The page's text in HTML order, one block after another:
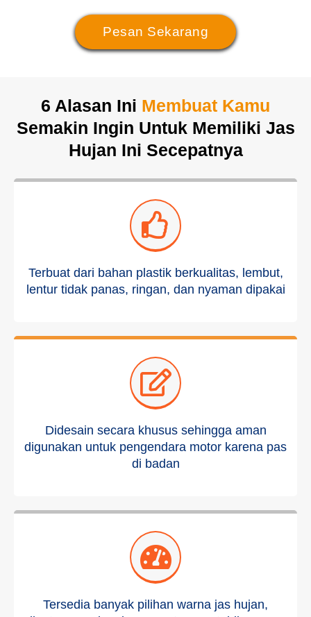
Pesan Sekarang
6 Alasan Ini Membuat Kamu
Semakin Ingin Untuk Memiliki Jas
Hujan Ini Secepatnya
Terbuat dari bahan plastik berkualitas, lembut,
lentur tidak panas, ringan, dan nyaman dipakai
Didesain secara khusus sehingga aman
digunakan untuk pengendara motor karena pas
di badan
Tersedia banyak pilihan warna jas hujan,